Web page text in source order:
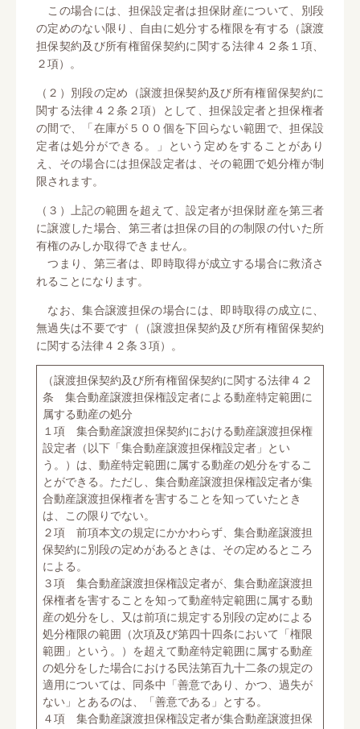
この場合には、担保設定者は担保財産について、別段
の定めのない限り、自由に処分する権限を有する（譲渡
担保契約及び所有権留保契約に関する法律４２条１項、
２項）。
（２）別段の定め（譲渡担保契約及び所有権留保契約に
関する法律４２条２項）として、担保設定者と担保権者
の間で、「在庫が５００個を下回らない範囲で、担保設
定者は処分ができる。」という定めをすることがあり
え、その場合には担保設定者は、その範囲で処分権が制
限されます。
（３）上記の範囲を超えて、設定者が担保財産を第三者
に譲渡した場合、第三者は担保の目的の制限の付いた所
有権のみしか取得できません。
つまり、第三者は、即時取得が成立する場合に救済さ
れることになります。
なお、集合譲渡担保の場合には、即時取得の成立に、
無過失は不要です（（譲渡担保契約及び所有権留保契約
に関する法律４２条３項）。
（譲渡担保契約及び所有権留保契約に関する法律４２
条 集合動産譲渡担保権設定者による動産特定範囲に
属する動産の処分
１項 集合動産譲渡担保契約における動産譲渡担保権
設定者（以下「集合動産譲渡担保権設定者」とい
う。）は、動産特定範囲に属する動産の処分をするこ
とができる。ただし、集合動産譲渡担保権設定者が集
合動産譲渡担保権者を害することを知っていたとき
は、この限りでない。
２項 前項本文の規定にかかわらず、集合動産譲渡担
保契約に別段の定めがあるときは、その定めるところ
による。
３項 集合動産譲渡担保権設定者が、集合動産譲渡担
保権者を害することを知って動産特定範囲に属する動
産の処分をし、又は前項に規定する別段の定めによる
処分権限の範囲（次項及び第四十四条において「権限
範囲」という。）を超えて動産特定範囲に属する動産
の処分をした場合における民法第百九十二条の規定の
適用については、同条中「善意であり、かつ、過失が
ない」とあるのは、「善意である」とする。
４項 集合動産譲渡担保権設定者が集合動産譲渡担保